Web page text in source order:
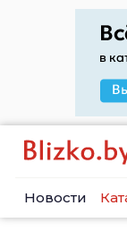
Новости